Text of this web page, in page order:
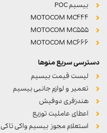
بیسیم POC
MOTOCOM MC444
MOTOCOM MC555
MOTOCOM MC666
دسترسی سریع منوها
لیست قیمت بیسیم
تعمیر و لوازم جانبی بیسیم
هندزفری دوفیش
اعطای عاملیت توزیع
استعلام مجوز بیسیم واکی تاکی